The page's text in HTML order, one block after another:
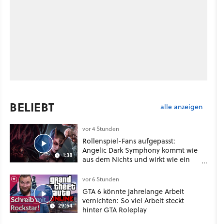
BELIEBT alle anzeigen
1:38
vor 4 Stunden
Rollenspiel-Fans aufgepasst:
Angelic Dark Symphony kommt wie
aus dem Nichts und wirkt wie ein
Mass Effect
29:54
vor 6 Stunden
GTA 6 könnte jahrelange Arbeit
vernichten: So viel Arbeit steckt
hinter GTA Roleplay